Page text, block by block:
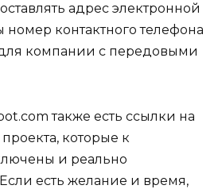
адрес электронной
номер контактного телефона
компании с передовыми
также есть ссылки на
которые к
и реально
есть желание и время,